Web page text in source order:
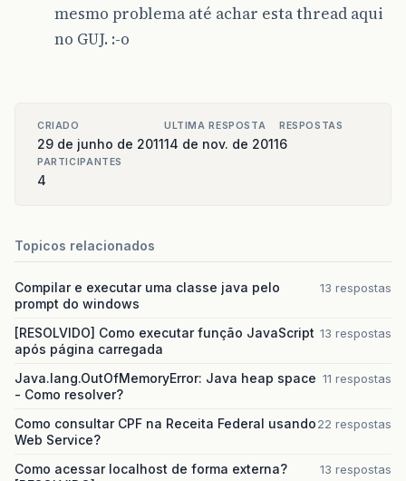
mesmo problema até achar esta thread aqui
no GUJ. :-o
CRIADO
29 de junho de 2011
ULTIMA RESPOSTA
14 de nov. de 2011
RESPOSTAS
6
PARTICIPANTES
4
Topicos relacionados
Compilar e executar uma classe java pelo
prompt do windows
13 respostas
[RESOLVIDO] Como executar função JavaScript
após página carregada
13 respostas
Java.lang.OutOfMemoryError: Java heap space
- Como resolver?
11 respostas
Como consultar CPF na Receita Federal usando
Web Service?
22 respostas
Como acessar localhost de forma externa?
13 respostas